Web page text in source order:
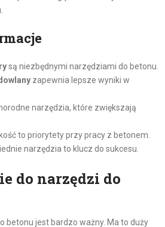
są niezbędnymi narzędziami do betonu.
zapewnia lepsze wyniki w
narzędzia, które zwiększają
to priorytety przy pracy z betonem.
narzędzia to klucz do sukcesu.
do narzędzi do
betonu jest bardzo ważny. Ma to duży